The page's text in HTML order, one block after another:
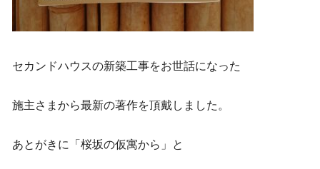
セカンドハウスの新築工事をお世話になった
施主さまから最新の著作を頂戴しました。
あとがきに「桜坂の仮寓から」と